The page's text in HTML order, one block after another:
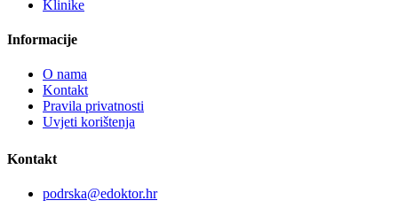
Klinike
Informacije
O nama
Kontakt
Pravila privatnosti
Uvjeti korištenja
Kontakt
podrska@edoktor.hr